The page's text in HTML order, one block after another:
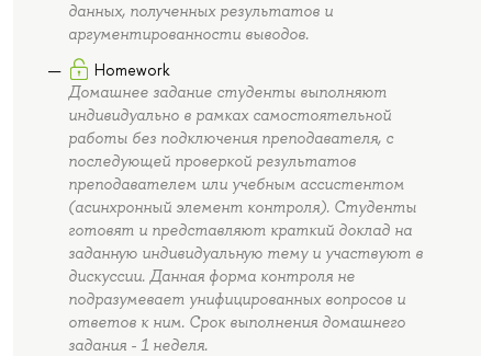
данных, полученных результатов и
аргументированности выводов.
Homework
Домашнее задание студенты выполняют
индивидуально в рамках самостоятельной
работы без подключения преподавателя, с
последующей проверкой результатов
преподавателем или учебным ассистентом
(асинхронный элемент контроля). Студенты
готовят и представляют краткий доклад на
заданную индивидуальную тему и участвуют в
дискуссии. Данная форма контроля не
подразумевает унифицированных вопросов и
ответов к ним. Срок выполнения домашнего
задания - 1 неделя.